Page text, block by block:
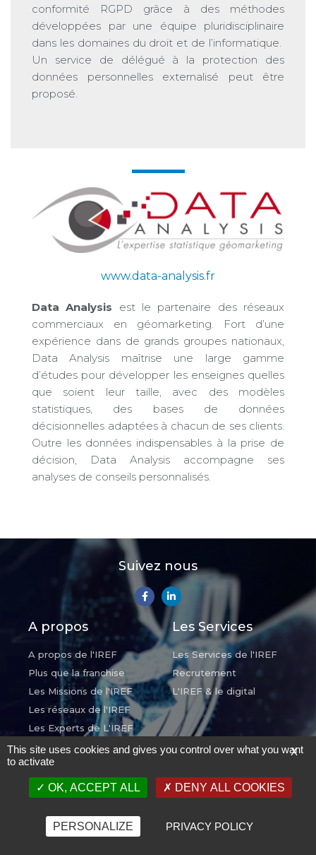
conformité RGPD grâce à des méthodes
développées par une équipe pluridisciplinaire
dans les domaines du droit et de l’informatique.
Un service de délégué à la protection des
données personnelles externalisé peut être
proposé.
Data Analysis est le partenaire des réseaux
commerciaux en géomarketing. Fort d’une
expérience dans de grands groupes nationaux,
Data Analysis maîtrise une large gamme
d’études pour développer les enseignes quelles
que soient leur taille, avec des modèles
statistiques, des bases de données
décisionnelles adaptées à chacun de ses clients.
Outre les données indispensables à la prise de
décision, Data Analysis accompagne ses
analyses de conseils personnalisés.
www.data-analysis.fr
Suivez nous
A propos
A propos de l'IREF
Plus que la franchise
Les Missions de l'IREF
Les réseaux de l'IREF
Les Experts de L'IREF
Les Services
Les Services de l'IREF
Recrutement
L'IREF & le digital
Le Concours de
l'IREF
de l'IREF
L'Agenda de l'IREF
X
This site uses cookies and gives you control over what you want
to activate
OK, ACCEPT ALL DENY ALL COOKIES
PERSONALIZE PRIVACY POLICY